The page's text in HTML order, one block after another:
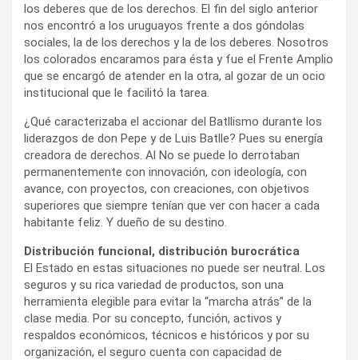
los deberes que de los derechos. El fin del siglo anterior
nos encontró a los uruguayos frente a dos góndolas
sociales, la de los derechos y la de los deberes. Nosotros
los colorados encaramos para ésta y fue el Frente Amplio
que se encargó de atender en la otra, al gozar de un ocio
institucional que le facilitó la tarea.
¿Qué caracterizaba el accionar del Batllismo durante los
liderazgos de don Pepe y de Luis Batlle? Pues su energía
creadora de derechos. Al No se puede lo derrotaban
permanentemente con innovación, con ideología, con
avance, con proyectos, con creaciones, con objetivos
superiores que siempre tenían que ver con hacer a cada
habitante feliz. Y dueño de su destino.
Distribución funcional, distribución burocrática
El Estado en estas situaciones no puede ser neutral. Los
seguros y su rica variedad de productos, son una
herramienta elegible para evitar la “marcha atrás” de la
clase media. Por su concepto, función, activos y
respaldos económicos, técnicos e históricos y por su
organización, el seguro cuenta con capacidad de